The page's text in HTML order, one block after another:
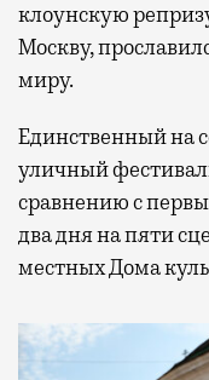
клоунскую
Москву,
миру.
Единственный на
уличный
сравнению с
два дня на пяти
местных Дома